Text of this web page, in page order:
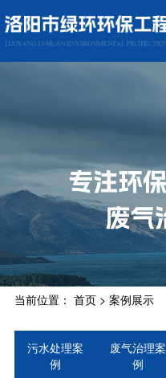
当前位置： 首页> 案例展示
污水处理案
例
废气治理案
例